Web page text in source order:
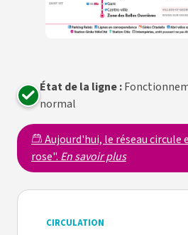
État de la ligne :
normal
Aujourd'hui, le réseau circule
rose". En savoir plus
CIRCULATION